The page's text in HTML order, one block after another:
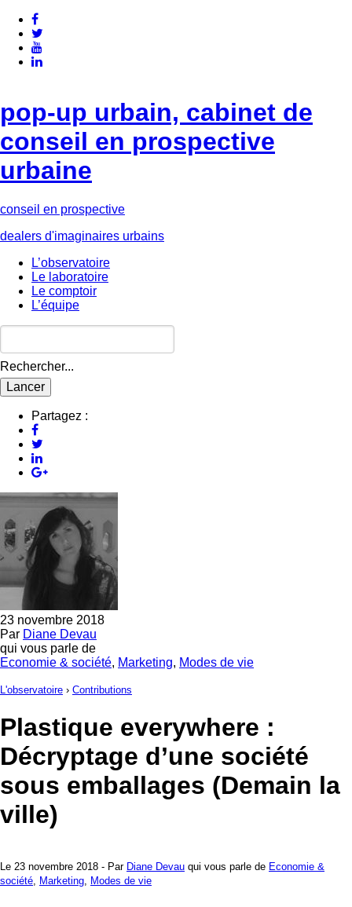
pop-up urbain, cabinet de
conseil en prospective
urbaine
conseil en prospective
dealers d'imaginaires urbains
L’observatoire
Le laboratoire
Le comptoir
L’équipe
Rechercher...
Partagez :
23 novembre 2018
Par Diane Devau
qui vous parle de
Economie & société, Marketing, Modes de vie
L'observatoire › Contributions
Plastique everywhere :
Décryptage d’une société
sous emballages (Demain la
ville)
Le 23 novembre 2018 - Par Diane Devau qui vous parle de Economie &
société Marketing Modes de vie